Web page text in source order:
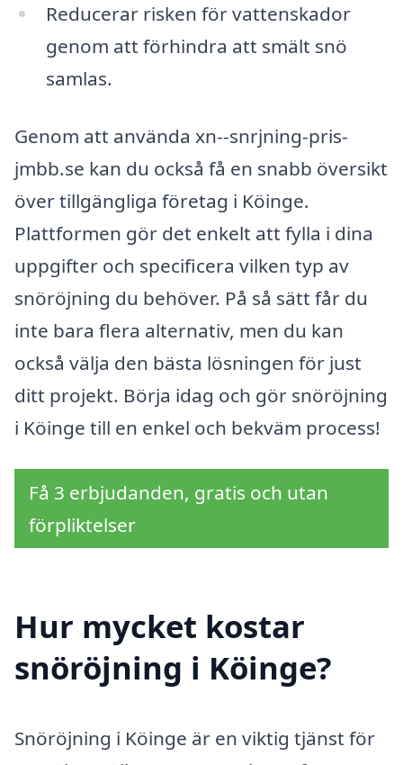
Reducerar risken för vattenskador
genom att förhindra att smält snö
samlas.
Genom att använda xn--snrjning-pris-
jmbb.se kan du också få en snabb översikt
över tillgängliga företag i Köinge.
Plattformen gör det enkelt att fylla i dina
uppgifter och specificera vilken typ av
snöröjning du behöver. På så sätt får du
inte bara flera alternativ, men du kan
också välja den bästa lösningen för just
ditt projekt. Börja idag och gör snöröjning
i Köinge till en enkel och bekväm process!
Få 3 erbjudanden, gratis och utan
förpliktelser
Hur mycket kostar
snöröjning i Köinge?
Snöröjning i Köinge är en viktig tjänst för